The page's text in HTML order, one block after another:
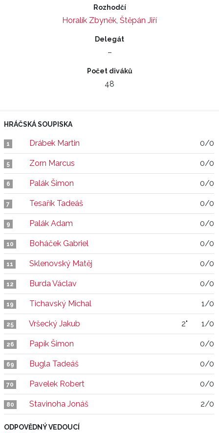
Rozhodčí
Horalík Zbyněk, Štěpán Jiří
Delegát
–
Počet diváků
48
HRÁČSKÁ SOUPISKA
1 Drábek Martin 0/0
5 Zorn Marcus 0/0
6 Palák Šimon 0/0
7 Tesařík Tadeáš 0/0
9 Palák Adam 0/0
10 Boháček Gabriel 0/0
11 Sklenovský Matěj 0/0
12 Burda Václav 0/0
19 Tichavský Michal 1/0
25 Vršecký Jakub 2" 1/0
26 Papík Šimon 0/0
69 Bugla Tadeáš 0/0
70 Pavelek Robert 0/0
80 Stavinoha Jonáš 2/0
ODPOVĚDNÝ VEDOUCÍ